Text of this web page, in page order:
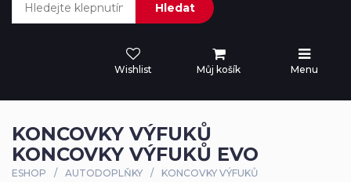
Hledat
Wishlist Můj košík Menu
KONCOVKY VÝFUKŮ
KONCOVKY VÝFUKŮ EVO
ESHOP AUTODOPLŇKY
KONCOVKY VÝFUKŮ